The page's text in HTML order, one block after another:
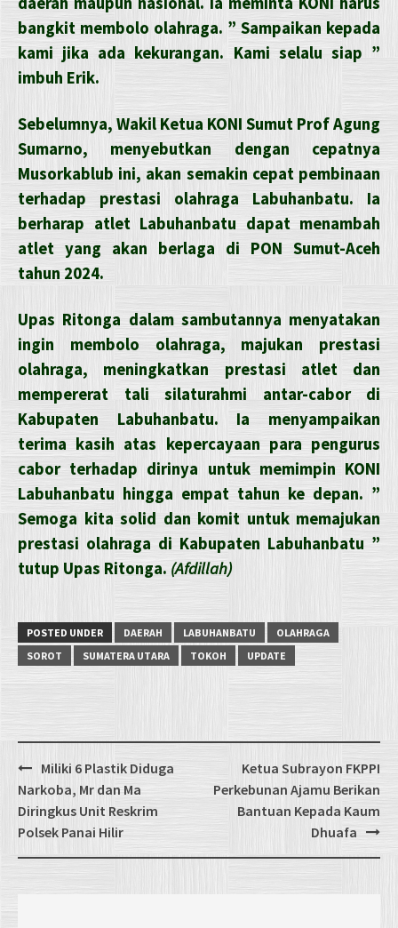
bangkit membolo olahraga. ” Sampaikan kepada
kami jika ada kekurangan. Kami selalu siap ”
imbuh Erik.
Sebelumnya, Wakil Ketua KONI Sumut Prof Agung
Sumarno, menyebutkan dengan cepatnya
Musorkablub ini, akan semakin cepat pembinaan
terhadap prestasi olahraga Labuhanbatu. Ia
berharap atlet Labuhanbatu dapat menambah
atlet yang akan berlaga di PON Sumut-Aceh
tahun 2024.
Upas Ritonga dalam sambutannya menyatakan
ingin membolo olahraga, majukan prestasi
olahraga, meningkatkan prestasi atlet dan
mempererat tali silaturahmi antar-cabor di
Kabupaten Labuhanbatu. Ia menyampaikan
terima kasih atas kepercayaan para pengurus
cabor terhadap dirinya untuk memimpin KONI
Labuhanbatu hingga empat tahun ke depan. ”
Semoga kita solid dan komit untuk memajukan
prestasi olahraga di Kabupaten Labuhanbatu ”
tutup Upas Ritonga. (Afdillah)
POSTED UNDER DAERAH LABUHANBATU
OLAHRAGA
SOROT
SUMATERA UTARA TOKOH UPDATE
Post
navigation
Miliki 6 Plastik Diduga
Narkoba, Mr dan Ma
Diringkus Unit Reskrim
Polsek Panai Hilir
Ketua Subrayon FKPPI
Perkebunan Ajamu Berikan
Bantuan Kepada Kaum
Dhuafa